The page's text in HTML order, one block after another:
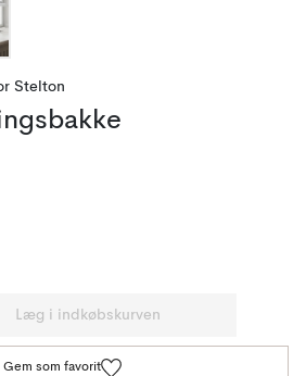
Stelton
Læg i indkøbskurven
Gem som favorit